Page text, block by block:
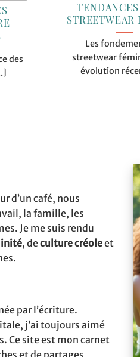
des
Les
streetwear
évolution
d’un café, nous
la famille, les
Je me suis rendu
, deculture créoleet
par l’écriture.
j’ai toujours aimé
Ce site est mon carnet